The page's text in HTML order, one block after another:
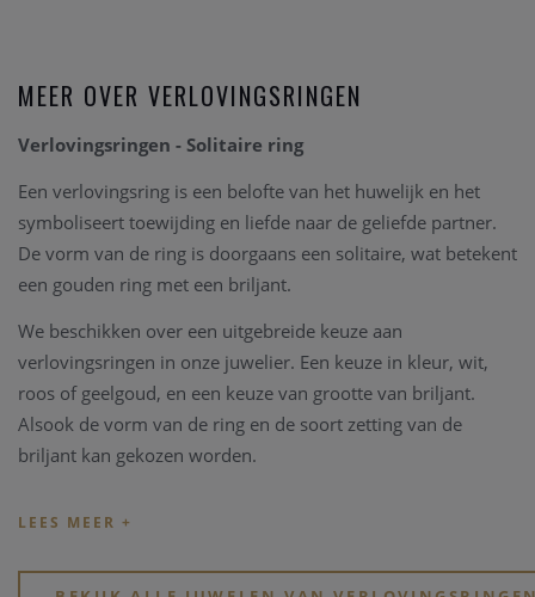
MEER OVER VERLOVINGSRINGEN
Verlovingsringen - Solitaire ring
Een verlovingsring is een belofte van het huwelijk en het
symboliseert toewijding en liefde naar de geliefde partner.
De vorm van de ring is doorgaans een solitaire, wat betekent
een gouden ring met een briljant.
We beschikken over een uitgebreide keuze aan
verlovingsringen in onze juwelier. Een keuze in kleur, wit,
roos of geelgoud, en een keuze van grootte van briljant.
Alsook de vorm van de ring en de soort zetting van de
briljant kan gekozen worden.
atelier Clem Vercammen. Heeft u een type verlovingsring in